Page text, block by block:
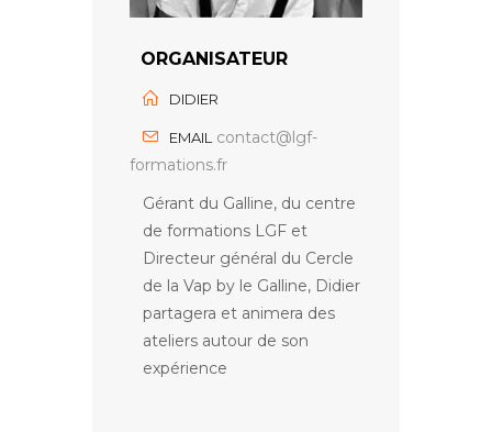
ORGANISATEUR
DIDIER
EMAIL
contact@lgf-
formations.fr
Gérant du Galline, du centre
de formations LGF et
Directeur général du Cercle
de la Vap by le Galline, Didier
partagera et animera des
ateliers autour de son
expérience